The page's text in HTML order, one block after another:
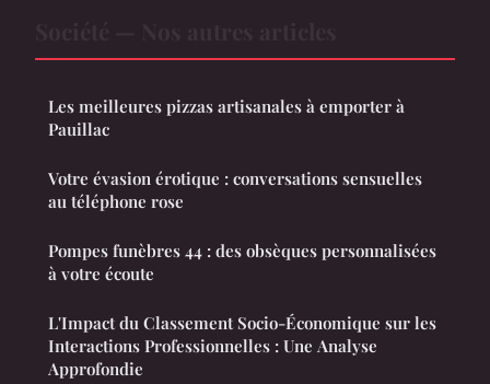
Les meilleures pizzas artisanales à emporter à
Pauillac
Votre évasion érotique : conversations sensuelles
au téléphone rose
Pompes funèbres 44 : des obsèques personnalisées
à votre écoute
L'Impact du Classement Socio-Économique sur les
Interactions Professionnelles : Une Analyse
Approfondie